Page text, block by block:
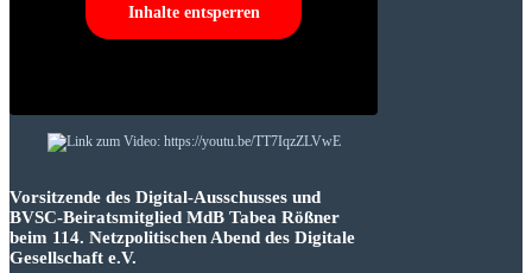
Inhalte entsperren
Vorsitzende des Digital-Ausschusses und
BVSC-Beiratsmitglied MdB Tabea Rößner
beim 114. Netzpolitischen Abend des Digitale
Gesellschaft e.V.